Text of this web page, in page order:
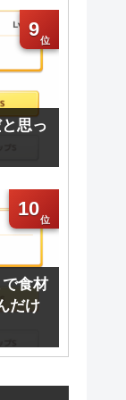
9
思っ
10
で食材
だけ